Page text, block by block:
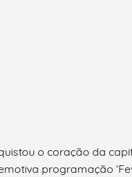
o coração da
programação